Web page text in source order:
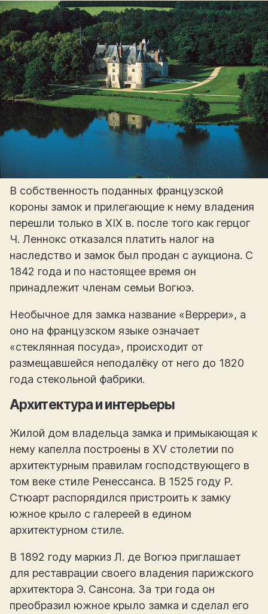
В собственность поданных французской
короны замок и прилегающие к нему владения
перешли только в XIX в. после того как герцог
Ч. Леннокс отказался платить налог на
наследство и замок был продан с аукциона. С
1842 года и по настоящее время он
принадлежит членам семьи Вогюэ.
Необычное для замка название «Веррери», а
оно на французском языке означает
«стеклянная посуда», происходит от
размещавшейся неподалёку от него до 1820
года стекольной фабрики.
Архитектура и интерьеры
Жилой дом владельца замка и примыкающая к
нему капелла построены в XV столетии по
архитектурным правилам господствующего в
том веке стиле Ренессанса. В 1525 году Р.
Стюарт распорядился пристроить к замку
южное крыло с галереей в едином
архитектурном стиле.
В 1892 году маркиз Л. де Вогюэ приглашает
для реставрации своего владения парижского
архитектора Э. Сансона. За три года он
преобразил южное крыло замка и сделал его